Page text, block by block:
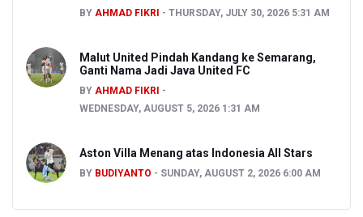
BY AHMAD FIKRI THURSDAY, JULY 30, 2026 5:31 AM
Malut United Pindah Kandang ke Semarang,
Ganti Nama Jadi Java United FC
BY AHMAD FIKRI
WEDNESDAY, AUGUST 5, 2026 1:31 AM
Aston Villa Menang atas Indonesia All Stars
BY BUDIYANTO SUNDAY, AUGUST 2, 2026 6:00 AM